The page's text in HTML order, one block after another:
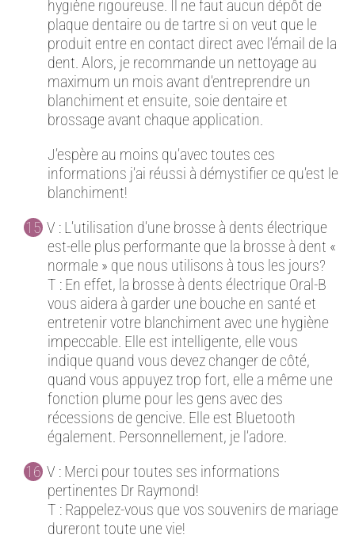
hygiène rigoureuse. Il ne faut aucun dépôt de
plaque dentaire ou de tartre si on veut que le
produit entre en contact direct avec l’émail de la
dent. Alors, je recommande un nettoyage au
maximum un mois avant d’entreprendre un
blanchiment et ensuite, soie dentaire et
brossage avant chaque application.
J’espère au moins qu’avec toutes ces
informations j’ai réussi à démystifier ce qu’est le
blanchiment!
V : L’utilisation d’une brosse à dents électrique
est-elle plus performante que la brosse à dent «
normale » que nous utilisons à tous les jours?
T : En effet, la brosse à dents électrique Oral-B
vous aidera à garder une bouche en santé et
entretenir votre blanchiment avec une hygiène
impeccable. Elle est intelligente, elle vous
indique quand vous devez changer de côté,
quand vous appuyez trop fort, elle a même une
fonction plume pour les gens avec des
récessions de gencive. Elle est Bluetooth
également. Personnellement, je l’adore.
V : Merci pour toutes ses informations
pertinentes Dr Raymond!
T : Rappelez-vous que vos souvenirs de mariage
dureront toute une vie!